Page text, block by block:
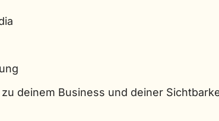
deinem Business und deiner